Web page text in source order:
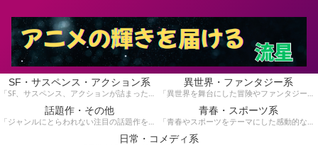
SF・サスペンス・アクション系 異世界・ファンタジー系
話題作・その他 青春・スポーツ系
日常・コメディ系